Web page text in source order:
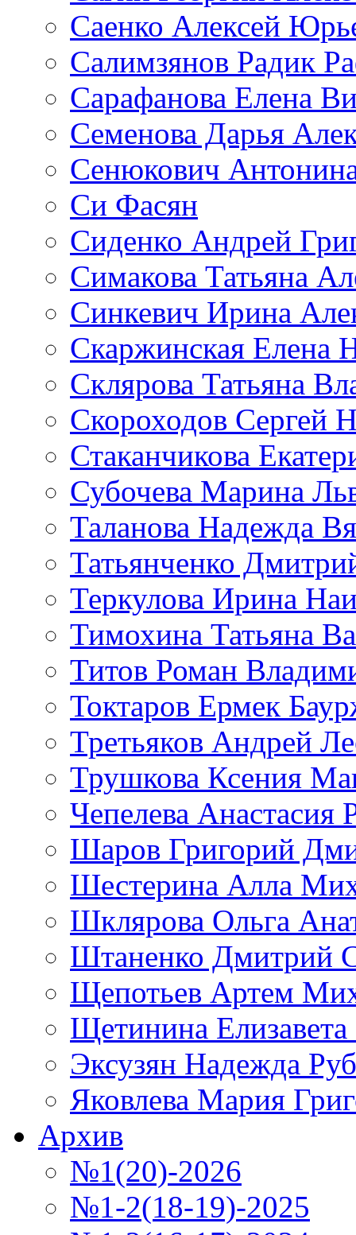
Саенко Алексей
Салимзянов Радик
Сарафанова Елена
Семенова Дарья
Сенюкович
Си Фасян
Сиденко Андрей
Симакова Татьяна
Синкевич Ирина
Скаржинская Елена
Склярова Татьяна
Скороходов Сергей
Стаканчикова
Субочева Марина
Таланова Надежда
Татьянченко
Теркулова Ирина
Тимохина Татьяна
Титов Роман
Токтаров Ермек
Третьяков Андрей
Трушкова Ксения
Чепелева Анастасия
Шаров Григорий
Шестерина Алла
Шклярова Ольга
Штаненко Дмитрий
Щепотьев Артем
Щетинина Елизавета
Эксузян Надежда
Яковлева Мария
Архив
№1(20)-2026
№1-2(18-19)-2025